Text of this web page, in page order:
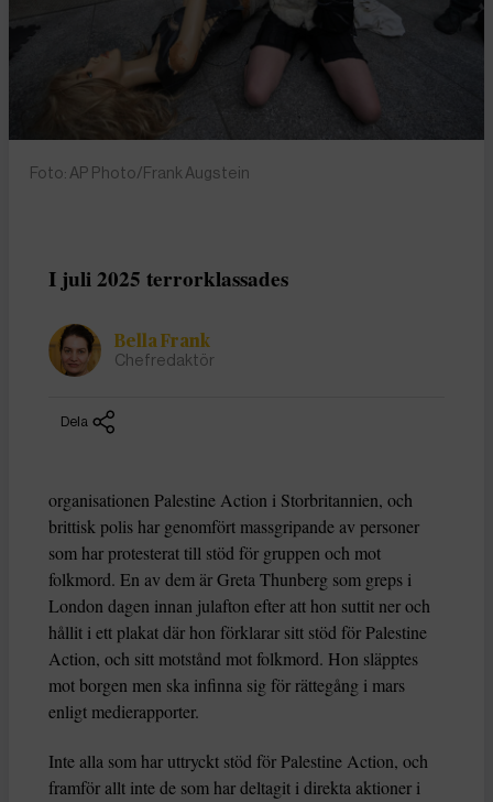
Foto: AP Photo/Frank Augstein
I juli 2025 terrorklassades
Bella Frank
Chefredaktör
Dela
organisationen Palestine Action i Storbritannien, och
brittisk polis har genomfört massgripande av personer
som har protesterat till stöd för gruppen och mot
folkmord. En av dem är Greta Thunberg som greps i
London dagen innan julafton efter att hon suttit ner och
hållit i ett plakat där hon förklarar sitt stöd för Palestine
Action, och sitt motstånd mot folkmord. Hon släpptes
mot borgen men ska infinna sig för rättegång i mars
enligt medierapporter.
Inte alla som har uttryckt stöd för Palestine Action, och
framför allt inte de som har deltagit i direkta aktioner i